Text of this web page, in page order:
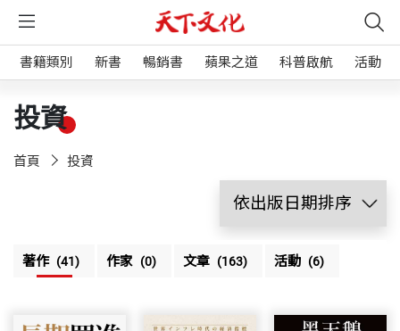
書籍類別 新書 暢銷書 蘋果之道 科普啟航 活動
投資
首頁 投資
著作 (41) 作家 (0) 文章 (163) 活動 (6)